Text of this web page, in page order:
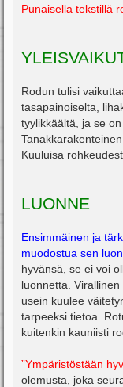
Punaisella tekstillä
Rodun tulisi
tasapainoiselta,
tyylikkäältä, ja se
Kuuluisa
LUONNE
Ensimmäinen ja
muodostua sen
hyvänsä, se ei voi
luonnetta.
usein kuulee
tarpeeksi tietoa.
kuitenkin kauniisti
”Ympäristöstään
olemusta, joka